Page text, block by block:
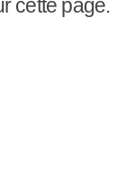
cette page.